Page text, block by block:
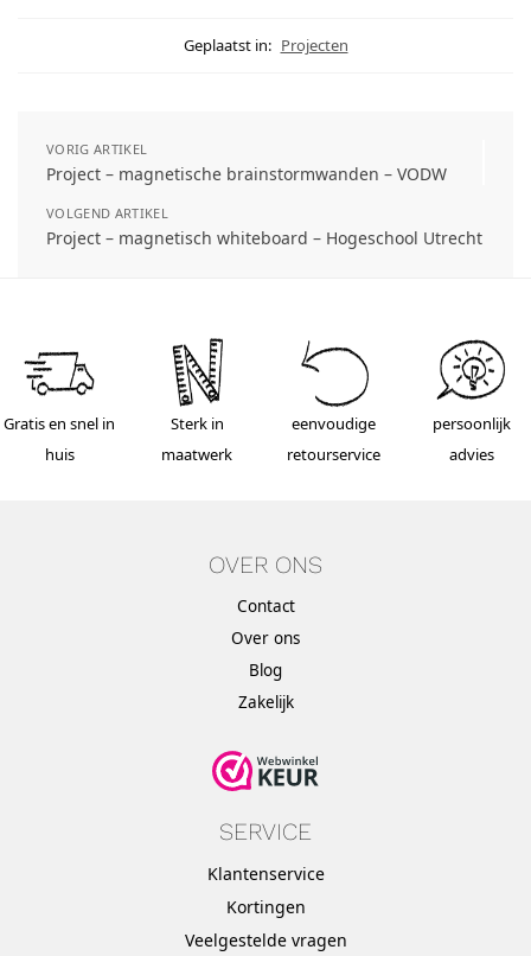
Geplaatst in: Projecten
VORIG ARTIKEL
Project – magnetische brainstormwanden – VODW
VOLGEND ARTIKEL
Project – magnetisch whiteboard – Hogeschool Utrecht
Gratis en snel in
huis
Sterk in
maatwerk
eenvoudige
retourservice
persoonlijk
advies
OVER ONS
Contact
Over ons
Blog
Zakelijk
SERVICE
Klantenservice
Kortingen
Veelgestelde vragen